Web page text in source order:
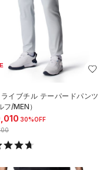
イブチル テーパードパンツ
フ/MEN）
30%OFF